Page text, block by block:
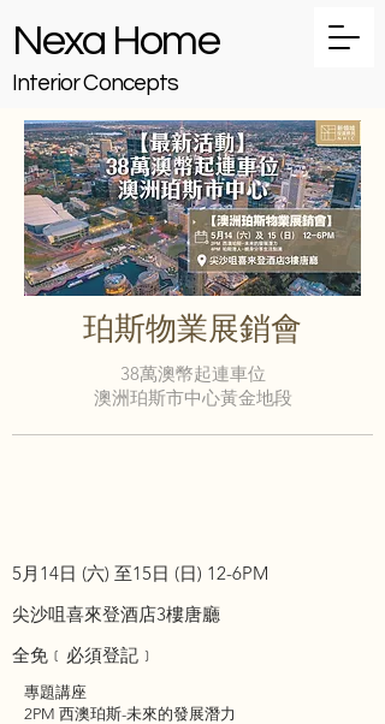
Nexa Home
Interior Concepts
珀斯物業展銷會
38萬澳幣起連車位
澳洲珀斯市中心黃金地段
5月14日 (六) 至15日 (日) 12-6PM
尖沙咀喜來登酒店3樓唐廳
全免﹝必須登記﹞
專題講座
2PM 西澳珀斯-未來的發展潛力